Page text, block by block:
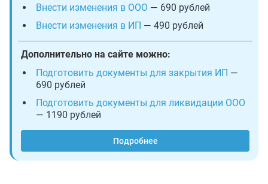
Внести изменения в ООО — 690 рублей
Внести изменения в ИП — 490 рублей
Дополнительно на сайте можно:
Подготовить документы для закрытия ИП —
690 рублей
Подготовить документы для ликвидации ООО
— 1190 рублей
Подробнее